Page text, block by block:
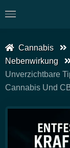
Cannabis
Nebenwirkung
Unverzichtbare
Cannabis Und